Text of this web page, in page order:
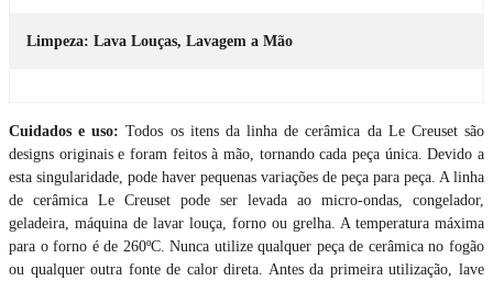
Limpeza: Lava Louças, Lavagem a Mão
Cuidados e uso: Todos os itens da linha de cerâmica da Le Creuset são
designs originais e foram feitos à mão, tornando cada peça única. Devido a
esta singularidade, pode haver pequenas variações de peça para peça. A linha
de cerâmica Le Creuset pode ser levada ao micro-ondas, congelador,
geladeira, máquina de lavar louça, forno ou grelha. A temperatura máxima
para o forno é de 260ºC. Nunca utilize qualquer peça de cerâmica no fogão
ou qualquer outra fonte de calor direta. Antes da primeira utilização, lave